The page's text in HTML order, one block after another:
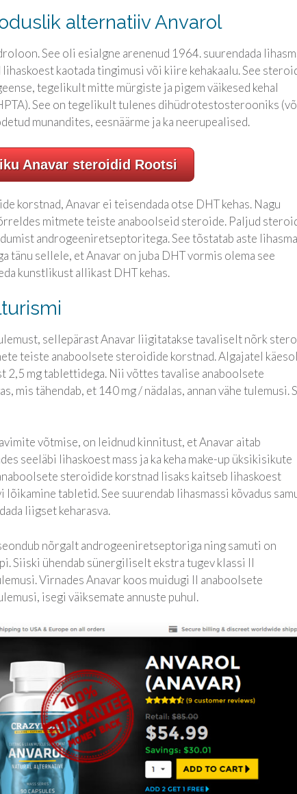
alternatiiv Anvarol
See oli esialgne arenenud 1964. suurendada
kaotada tingimusi või kiire kehakaalu. See
tegelikult mitte mürgiste ja pigem väikesed kehal
See on tegelikult tulenes dihüdrotestosterooniks
munandites, eesnäärme ja ka neerupealised.
Anavar steroidid Rootsi
korstnad, Anavar ei teisendada otse DHT kehas. Nagu
mitmete teiste anaboolseid steroide. Paljud
androgeeniretseptoritega. See tõstatab aste
tänu sellele, et Anavar on juba DHT vormis olema see
kunstlikust allikast DHT kehas.
sellepärast Anavar liigitatakse tavaliselt nõrk
teiste anaboolsete steroidide korstnad. Algajatel
mg tablettidega. Nii võttes tavalise anaboolsete
mis tähendab, et 140 mg / nädalas, annan vähe tulemusi.
võtmise, on leidnud kinnitust, et Anavar aitab
seeläbi lihaskoest mass ja ka keha make-up üksikisikute
steroidide korstnad lisaks kaitseb lihaskoest
tabletid. See suurendab lihasmassi kõvadus
liigset keharasva.
nõrgalt androgeeniretseptoriga ning samuti on
Siiski ühendab sünergiliselt ekstra tugev klassi II
Virnades Anavar koos muidugi II anaboolsete
isegi väiksemate annuste puhul.